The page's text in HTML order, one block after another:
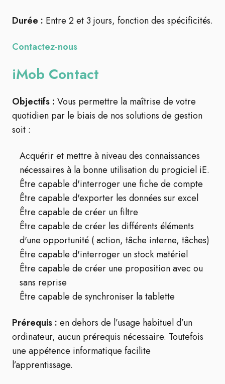
Durée : Entre 2 et 3 jours, fonction des spécificités.
Contactez-nous
iMob Contact
Objectifs : Vous permettre la maîtrise de votre
quotidien par le biais de nos solutions de gestion
soit :
Acquérir et mettre à niveau des connaissances
nécessaires à la bonne utilisation du progiciel iE.
Être capable d'interroger une fiche de compte
Être capable d'exporter les données sur excel
Être capable de créer un filtre
Être capable de créer les différents éléments
d'une opportunité ( action, tâche interne, tâches)
Être capable d'interroger un stock matériel
Être capable de créer une proposition avec ou
sans reprise
Être capable de synchroniser la tablette
Prérequis : en dehors de l’usage habituel d’un
ordinateur, aucun prérequis nécessaire. Toutefois
une appétence informatique facilite
l’apprentissage.